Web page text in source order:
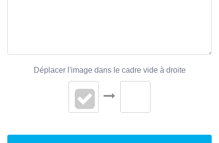
Déplacer l'image dans le cadre vide à droite